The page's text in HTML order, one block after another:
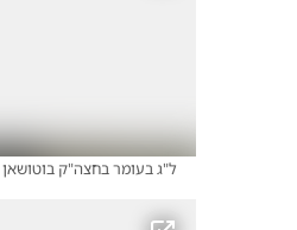
ל"ג בעומר בחצה"ק בוטושאן